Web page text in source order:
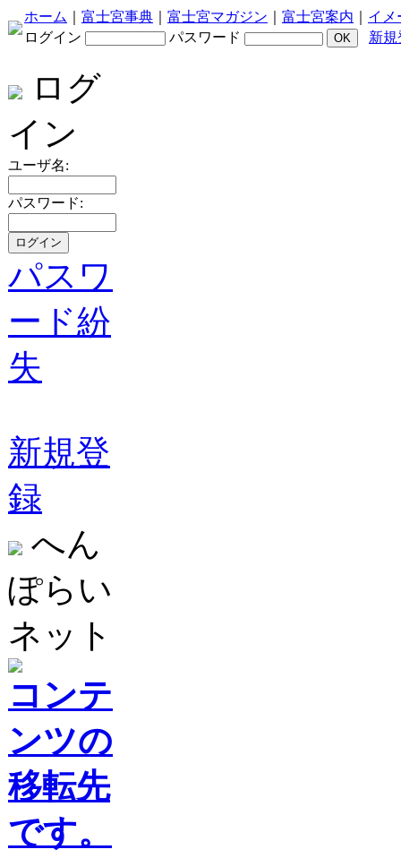
ホーム 富士宮事典 富士宮マガジン 富士宮案内
イメ
ログイン
パスワード 新規
ログ
イン
ユーザ名:
パスワード:
パスワ
ード紛
失
新規登
録
へん
ぽらい
ネット
コンテ
ンツの
移転先
です。